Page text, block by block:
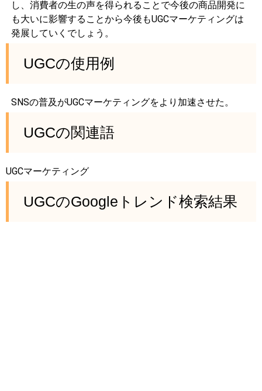
し、消費者の生の声を得られることで今後の商品開発に
も大いに影響することから今後もUGCマーケティングは
発展していくでしょう。
UGCの使用例
SNSの普及がUGCマーケティングをより加速させた。
UGCの関連語
UGCマーケティング
UGCのGoogleトレンド検索結果